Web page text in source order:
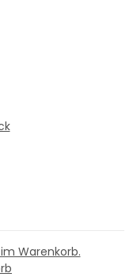
Warenkorb.